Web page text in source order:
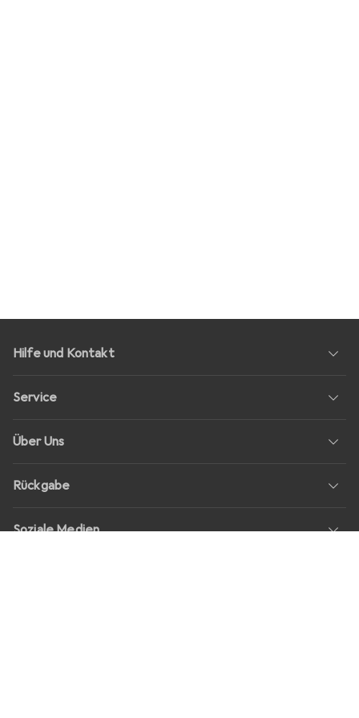
Hilfe und Kontakt
Service
Über Uns
Rückgabe
Soziale Medien